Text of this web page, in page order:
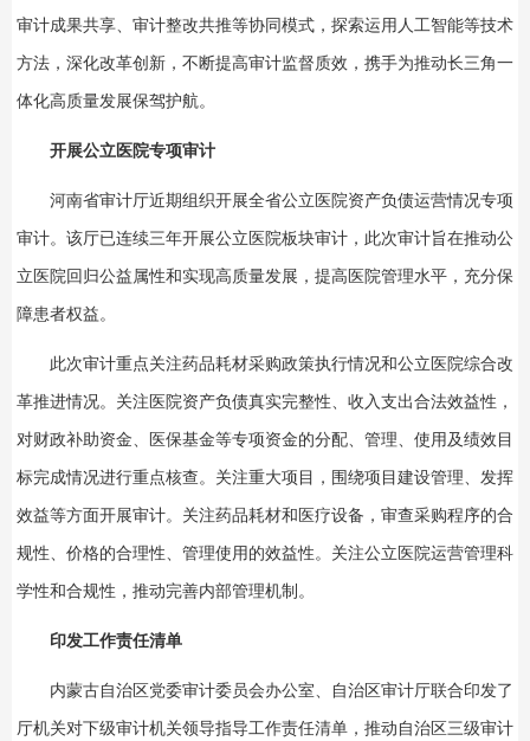
审计成果共享、审计整改共推等协同模式，探索运用人工智能等技术
方法，深化改革创新，不断提高审计监督质效，携手为推动长三角一
体化高质量发展保驾护航。
开展公立医院专项审计
河南省审计厅近期组织开展全省公立医院资产负债运营情况专项
审计。该厅已连续三年开展公立医院板块审计，此次审计旨在推动公
立医院回归公益属性和实现高质量发展，提高医院管理水平，充分保
障患者权益。
此次审计重点关注药品耗材采购政策执行情况和公立医院综合改
革推进情况。关注医院资产负债真实完整性、收入支出合法效益性，
对财政补助资金、医保基金等专项资金的分配、管理、使用及绩效目
标完成情况进行重点核查。关注重大项目，围绕项目建设管理、发挥
效益等方面开展审计。关注药品耗材和医疗设备，审查采购程序的合
规性、价格的合理性、管理使用的效益性。关注公立医院运营管理科
学性和合规性，推动完善内部管理机制。
印发工作责任清单
内蒙古自治区党委审计委员会办公室、自治区审计厅联合印发了
厅机关对下级审计机关领导指导工作责任清单，推动自治区三级审计